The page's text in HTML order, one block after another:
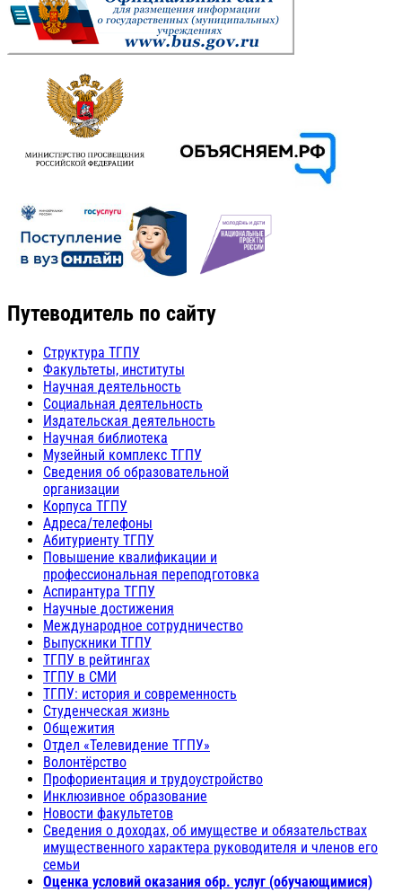
Путеводитель по сайту
Структура ТГПУ
Факультеты, институты
Научная деятельность
Социальная деятельность
Издательская деятельность
Научная библиотека
Музейный комплекс ТГПУ
Сведения об образовательной
организации
Корпуса ТГПУ
Адреса/телефоны
Абитуриенту ТГПУ
Повышение квалификации и
профессиональная переподготовка
Аспирантура ТГПУ
Научные достижения
Международное сотрудничество
Выпускники ТГПУ
ТГПУ в рейтингах
ТГПУ в СМИ
ТГПУ: история и современность
Студенческая жизнь
Общежития
Отдел «Телевидение ТГПУ»
Волонтёрство
Профориентация и трудоустройство
Инклюзивное образование
Новости факультетов
Сведения о доходах, об имуществе и обязательствах
имущественного характера руководителя и членов его
семьи
Оценка условий оказания обр. услуг (обучающимися)